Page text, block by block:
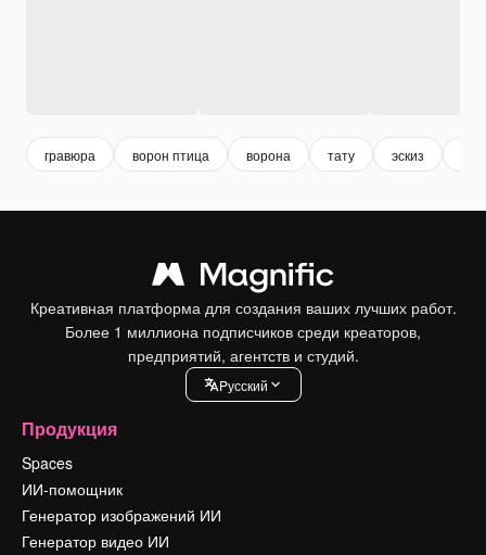
гравюра ворон птица ворона тату эскиз
Креативная платформа для создания ваших лучших работ.
Более 1 миллиона подписчиков среди креаторов,
предприятий, агентств и студий.
Pусский
Продукция
Spaces
ИИ-помощник
Генератор изображений ИИ
Генератор видео ИИ